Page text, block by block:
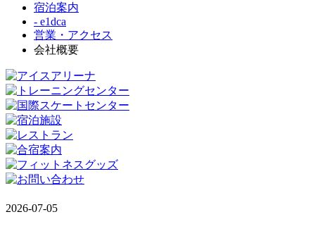
宿泊案内
- e1dca
営業・アクセス
会社概要
2026-07-05